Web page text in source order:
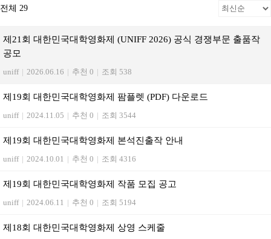
전체 29
제21회 대한민국대학영화제 (UNIFF 2026) 공식 경쟁부문 출품작
공모
uniff | 2026.06.16 | 추천 0 | 조회 538
제19회 대한민국대학영화제 팜플렛 (PDF) 다운로드
uniff | 2024.11.05 | 추천 0 | 조회 3544
제19회 대한민국대학영화제 본석진출작 안내
uniff | 2024.10.01 | 추천 0 | 조회 4316
제19회 대한민국대학영화제 작품 모집 공고
uniff | 2024.06.11 | 추천 0 | 조회 5194
제18회 대한민국대학영화제 상영 스케줄